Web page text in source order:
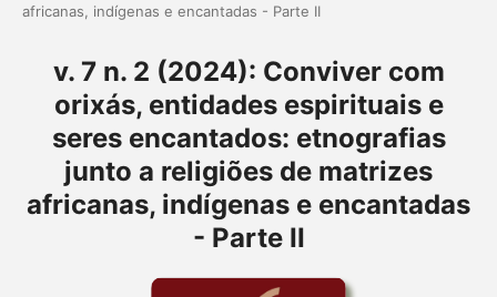
africanas, indígenas e encantadas - Parte II
v. 7 n. 2 (2024): Conviver com
orixás, entidades espirituais e
seres encantados: etnografias
junto a religiões de matrizes
africanas, indígenas e encantadas
- Parte II